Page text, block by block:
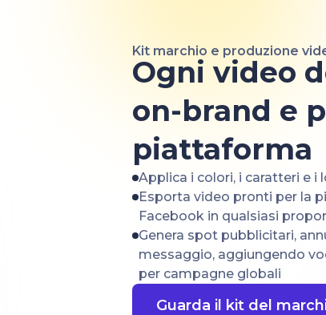
Kit marchio e produzione
Ogni video
on-brand e
piattaforma
Applica i colori, i caratteri e
Esporta video pronti per la
Facebook in qualsiasi
Genera spot pubblicitari,
messaggio, aggiungendo
per campagne globali
Guarda il kit del